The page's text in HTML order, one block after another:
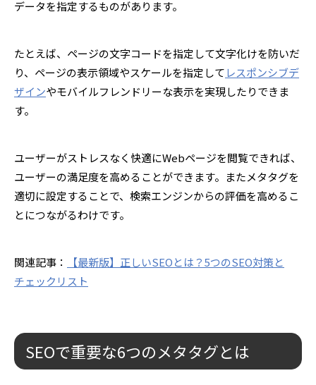
データを指定するものがあります。
たとえば、ページの文字コードを指定して文字化けを防いだ
り、ページの表示領域やスケールを指定してレスポンシブデ
ザインやモバイルフレンドリーな表示を実現したりできま
す。
ユーザーがストレスなく快適にWebページを閲覧できれば、
ユーザーの満足度を高めることができます。またメタタグを
適切に設定することで、検索エンジンからの評価を高めるこ
とにつながるわけです。
関連記事：
【最新版】正しいSEOとは？5つのSEO対策と
チェックリスト
SEOで重要な6つのメタタグとは